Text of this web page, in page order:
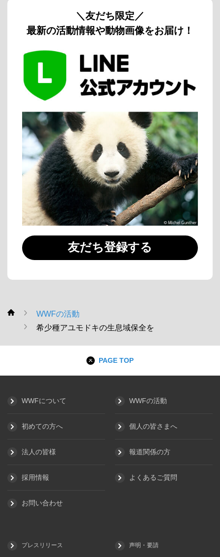
＼友だち限定／
最新の活動情報や動物画像をお届け！
友だち登録する
WWF
WWFの活動
希少種アユモドキの生息域保全を
PAGE TOP
WWFについて WWFの活動
初めての方へ 個人の皆さまへ
法人の皆様 報道関係の方
採用情報 よくあるご質問
お問い合わせ
プレスリリース 声明・要請